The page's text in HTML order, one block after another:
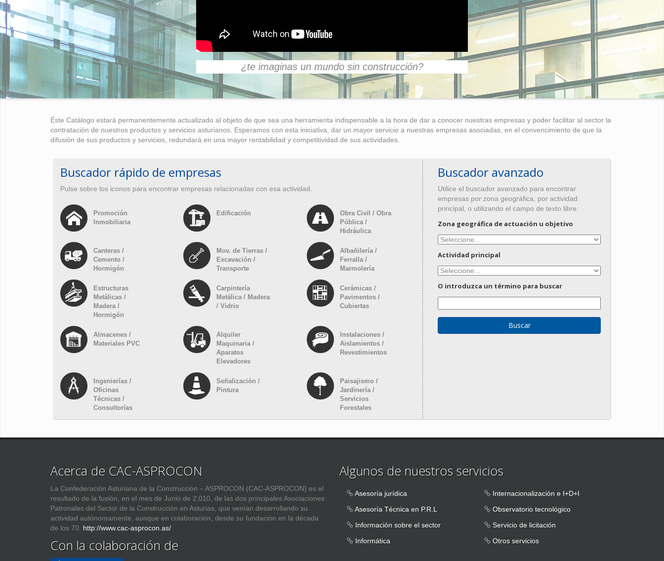
¿te imaginas un mundo sin construcción?
Éste Catálogo estará permanentemente actualizado al objeto de que sea una herramienta indispensable a la hora de dar a conocer nuestras empresas y poder facilitar al sector la
contratación de nuestros productos y servicios asturianos. Esperamos con esta iniciativa, dar un mayor servicio a nuestras empresas asociadas, en el convencimiento de que la
difusión de sus productos y servicios, redundará en una mayor rentabilidad y competitividad de sus actividades.
Buscador rápido de empresas
Pulse sobre los iconos para encontrar empresas relacionadas con esa actividad.
Promoción
Inmobiliaria
Edificación
Obra Civil / Obra
Pública /
Hidráulica
Canteras /
Cemento /
Hormigón
Mov. de Tierras /
Excavación /
Transporte
Albañilería /
Ferralla /
Marmolería
Estructuras
Metálicas /
Madera /
Hormigón
Carpintería
Metálica / Madera
/ Vidrio
Cerámicas /
Pavimentos /
Cubiertas
Almacenes /
Materiales PVC
Alquiler
Maquinaria /
Aparatos
Elevadores
Instalaciones /
Aislamientos /
Revestimientos
Ingenierías /
Oficinas
Técnicas /
Consultorías
Señalización /
Pintura
Paisajismo /
Jardinería /
Servicios
Forestales
Buscador avanzado
Utilice el buscador avanzado para encontrar
empresas por zona geográfica, por actividad
principal, o utilizando el campo de texto libre.
Zona geográfica de actuación u objetivo
Actividad principal
O introduzca un término para buscar
Acerca de CAC-ASPROCON
La Confederación Asturiana de la Construcción – ASPROCON (CAC-ASPROCON) es el
resultado de la fusión, en el mes de Junio de 2.010, de las dos principales Asociaciones
Patronales del Sector de la Construcción en Asturias, que venían desarrollando su
actividad autónomamente, aunque en colaboración, desde su fundación en la década
de los 70. http://www.cac-asprocon.as/
Con la colaboración de
Algunos de nuestros servicios
Asesoría jurídica
Asesoría Técnica en P.R.L
Información sobre el sector
Informática
Internacionalización e I+D+I
Observatorio tecnológico
Servicio de licitación
Otros servicios